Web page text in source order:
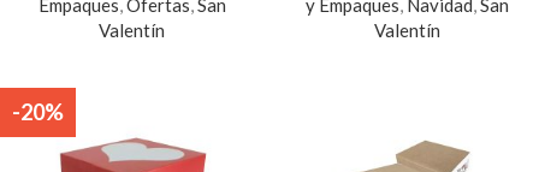
Empaques,Ofertas,San
Valentín
y Empaques, Navidad,San
Valentín
-20%